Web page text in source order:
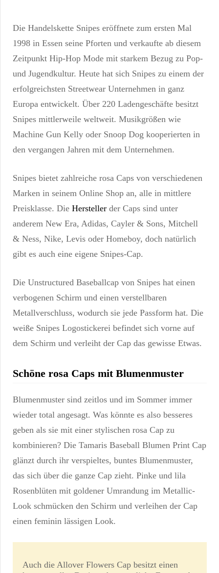
Die Handelskette Snipes eröffnete zum ersten Mal
1998 in Essen seine Pforten und verkaufte ab diesem
Zeitpunkt Hip-Hop Mode mit starkem Bezug zu Pop-
und Jugendkultur. Heute hat sich Snipes zu einem der
erfolgreichsten Streetwear Unternehmen in ganz
Europa entwickelt. Über 220 Ladengeschäfte besitzt
Snipes mittlerweile weltweit. Musikgrößen wie
Machine Gun Kelly oder Snoop Dog kooperierten in
den vergangen Jahren mit dem Unternehmen.
Snipes bietet zahlreiche rosa Caps von verschiedenen
Marken in seinem Online Shop an, alle in mittlere
Preisklasse. Die Hersteller der Caps sind unter
anderem New Era, Adidas, Cayler & Sons, Mitchell
& Ness, Nike, Levis oder Homeboy, doch natürlich
gibt es auch eine eigene Snipes-Cap.
Die Unstructured Baseballcap von Snipes hat einen
verbogenen Schirm und einen verstellbaren
Metallverschluss, wodurch sie jede Passform hat. Die
weiße Snipes Logostickerei befindet sich vorne auf
dem Schirm und verleiht der Cap das gewisse Etwas.
Schöne rosa Caps mit Blumenmuster
Blumenmuster sind zeitlos und im Sommer immer
wieder total angesagt. Was könnte es also besseres
geben als sie mit einer stylischen rosa Cap zu
kombinieren? Die Tamaris Baseball Blumen Print Cap
glänzt durch ihr verspieltes, buntes Blumenmuster,
das sich über die ganze Cap zieht. Pinke und lila
Rosenblüten mit goldener Umrandung im Metallic-
Look schmücken den Schirm und verleihen der Cap
einen feminin lässigen Look.
Auch die Allover Flowers Cap besitzt einen